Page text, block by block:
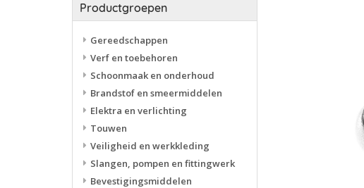
Productgroepen
Gereedschappen
Verf en toebehoren
Schoonmaak en onderhoud
Brandstof en smeermiddelen
Elektra en verlichting
Touwen
Veiligheid en werkkleding
Slangen, pompen en fittingwerk
Bevestigingsmiddelen